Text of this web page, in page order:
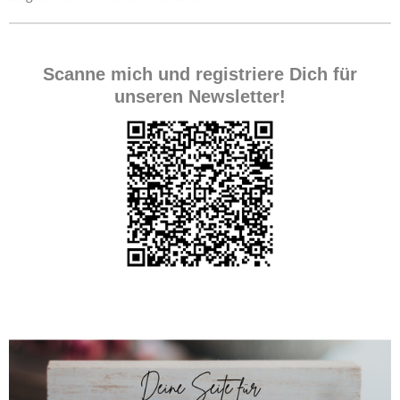
Scanne mich und registriere Dich für
unseren Newsletter!